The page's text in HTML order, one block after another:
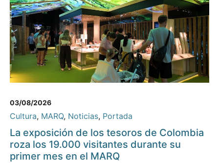
03/08/2026
Cultura, MARQ, Noticias, Portada
La exposición de los tesoros de Colombia
roza los 19.000 visitantes durante su
primer mes en el MARQ